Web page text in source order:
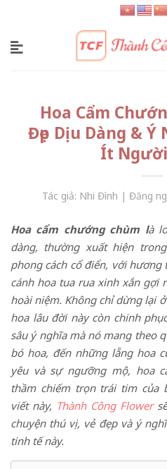
content
Hoa Cẩm
Đẹp Dịu Dàng &
Ít
Tác giả: Nhi Đình | Đăng
Hoa cẩm chướng chùm là
dàng, thường xuất hiện
phong cách cổ điển, với
cánh hoa tua rua xinh xắn gợi
hoài niệm. Không chỉ dừng lại
hoa lâu đời này còn chinh
sâu ý nghĩa mà nó mang theo
bó hoa, đến những lẵng hoa
yêu và sự ngưỡng mộ, hoa
thầm chiếm trọn trái tim của
viết này, Thành Công Flower
chuyện thú vị, vẻ đẹp và ý
tinh tế này.